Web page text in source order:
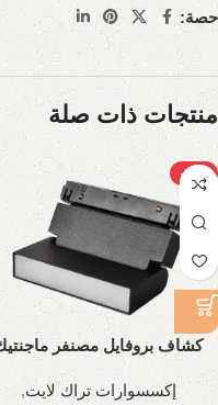
حصة:
منتجات ذات صلة
-27%
كشاف بروفايل مصنفر
إكسسوارات تراك لايت,